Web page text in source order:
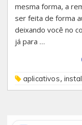
mesma forma, a
ser feita de forma
deixando você no
já para …
aplicativos,